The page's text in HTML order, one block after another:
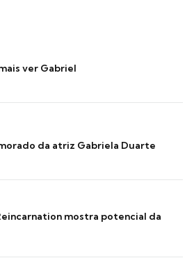
ver Gabriel
da atriz Gabriela Duarte
mostra potencial da